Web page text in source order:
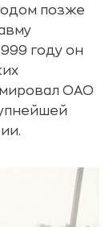
позже
году он
ОАО